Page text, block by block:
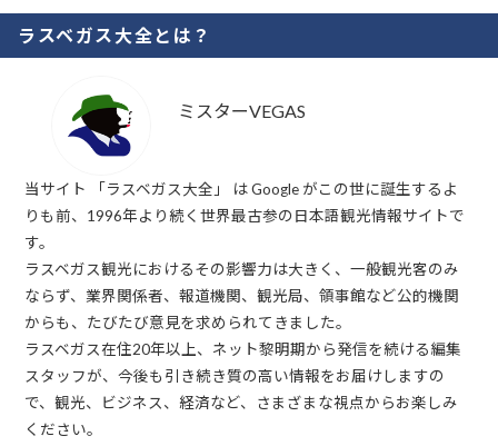
ラスベガス大全とは？
ミスターVEGAS
当サイト 「ラスベガス大全」 は Google がこの世に誕生するよ
りも前、1996年より続く世界最古参の日本語観光情報サイトで
す。
ラスベガス観光におけるその影響力は大きく、一般観光客のみ
ならず、業界関係者、報道機関、観光局、領事館など公的機関
からも、たびたび意見を求められてきました。
ラスベガス在住20年以上、ネット黎明期から発信を続ける編集
スタッフが、今後も引き続き質の高い情報をお届けしますの
で、観光、ビジネス、経済など、さまざまな視点からお楽しみ
ください。